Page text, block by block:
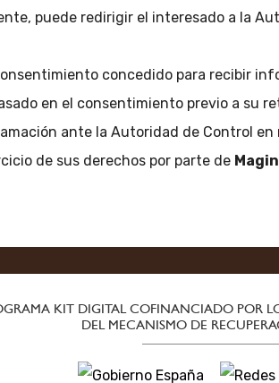
puede redirigir el interesado a la
concedido para recibir
en el consentimiento previo a su
ante la Autoridad de Control
de sus derechos por parte de
KIT DIGITAL COFINANCIADO POR
DEL MECANISMO DE